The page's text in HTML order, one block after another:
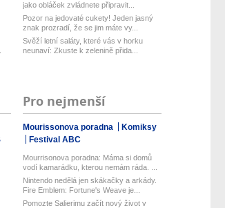
jako obláček zvládnete připravit...
Pozor na jedovaté cukety! Jeden jasný
znak prozradí, že se jim máte vy...
Svěží letní saláty, které vás v horku
neunaví: Zkuste k zelenině přida...
Pro nejmenší
Mourissonova poradna
Komiksy
Festival ABC
Mourrisonova poradna: Máma si domů
vodí kamarádku, kterou nemám ráda. ...
Nintendo nedělá jen skákačky a arkády.
Fire Emblem: Fortune's Weave je...
Pomozte Salierimu začít nový život v